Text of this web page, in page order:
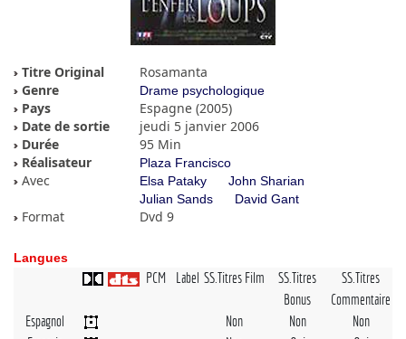
Titre Original
Rosamanta
Genre
Drame psychologique
Pays
Espagne (2005)
Date de sortie
jeudi 5 janvier 2006
Durée
95 Min
Réalisateur
Plaza Francisco
Avec Elsa Pataky
John Sharian
Julian Sands
David Gant
Format Dvd 9
Langues
PCM Label SS.Titres Film
SS.Titres
Bonus
SS.Titres
Commentaire
Espagnol
Non Non
Non